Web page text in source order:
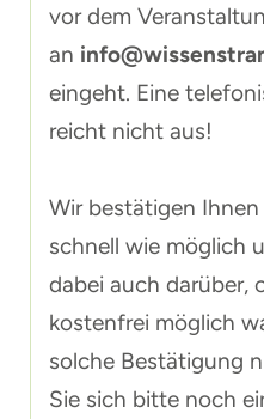
vor dem
an
eingeht. Eine
reicht nicht aus!
Wir bestätigen
schnell wie möglich
dabei auch darüber,
kostenfrei möglich
solche Bestätigung
Sie sich bitte noch